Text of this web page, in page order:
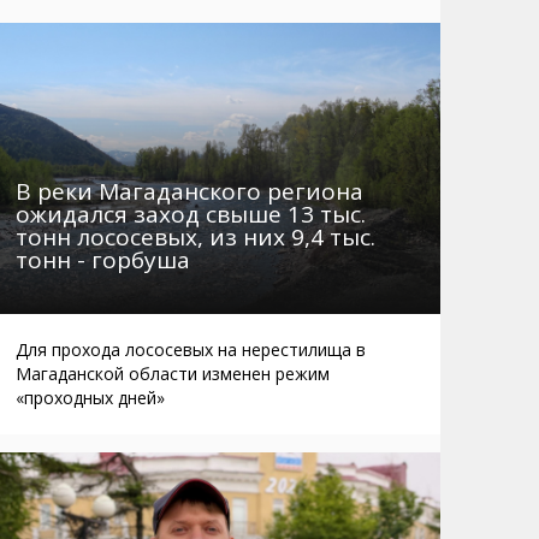
Автобусы Магадан – Аэропорт
Таблица приливов отливов
Не мусорить
Браконьеры
В реки Магаданского региона
ожидался заход свыше 13 тыс.
тонн лососевых, из них 9,4 тыс.
тонн - горбуша
Для прохода лососевых на нерестилища в
Магаданской области изменен режим
«проходных дней»